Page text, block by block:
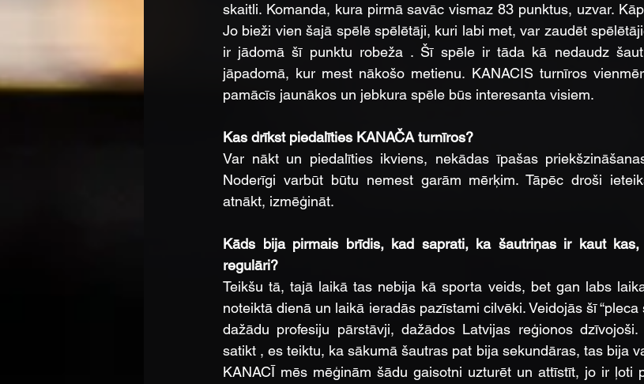
skaitli. Komanda, kura pirmā savāc vismaz 83 punktus, uzvar.
Jo bieži vien šajā spēlē spēlētāji, kuri labi met, var zaudēt
ir jādomā šī punktu robeža . Šī spēle ir tāda kā nedaudz
jāpadomā, kur mest nākošo metienu. KANACIS turnīros
pamācīs jaunākos un jebkura spēle būs interesanta visiem.
Kas drīkst piedalīties KANAČA turnīros?
Var nākt un piedalīties ikviens, nekādas īpašas
Noderīgi varbūt būtu nemest garām mērķim. Tāpēc droši
atnākt, izmēģināt.
Kāds bija pirmais brīdis, kad saprati, ka šautriņas ir kaut
regulāri?
Teikšu tā, tajā laikā tas nebija kā sporta veids, bet gan labs
noteiktā dienā un laikā ieradās pazīstami cilvēki. Veidojās šī
dažādu profesiju pārstāvji, dažādos Latvijas reģionos
satikt , es teiktu, ka sākumā šautras pat bija sekundāras, tas bija
KANACĪ mēs mēģinām šādu gaisotni uzturēt un attīstīt, jo ir ļoti